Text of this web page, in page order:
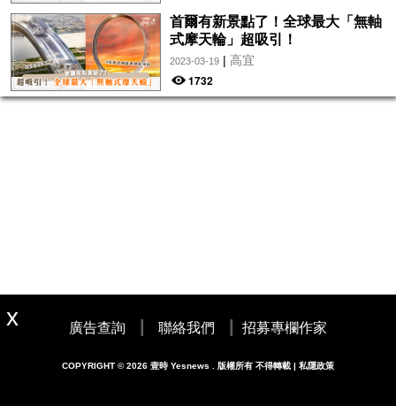
首爾有新景點了！全球最大「無軸
式摩天輪」超吸引！
2023-03-19| 高宜
1732
廣告查詢 聯絡我們 招募專欄作家
COPYRIGHT © 2026 壹時 Yesnews . 版權所有 不得轉載 | 私隱政策